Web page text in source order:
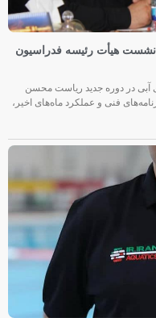
نشست هیأت رئیسه فدراسیون
در دوره جدید ریاست محسن
فنی و عملکرد ماه‌های اخیر،